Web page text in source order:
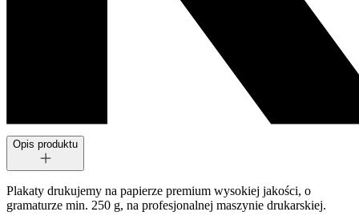
Opis produktu
Plakaty drukujemy na papierze premium wysokiej jakości, o
gramaturze min. 250 g, na profesjonalnej maszynie drukarskiej.